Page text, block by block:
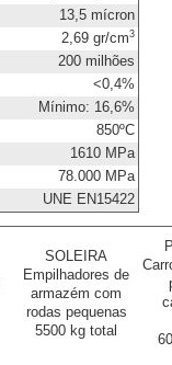
13,5 mícron
2,69 gr/cm3
200 milhões
<0,4%
Mínimo: 16,6%
850ºC
1610 MPa
78.000 MPa
UNE EN15422
SOLEIRA
Empilhadores de
armazém com
rodas pequenas
5500 kg total